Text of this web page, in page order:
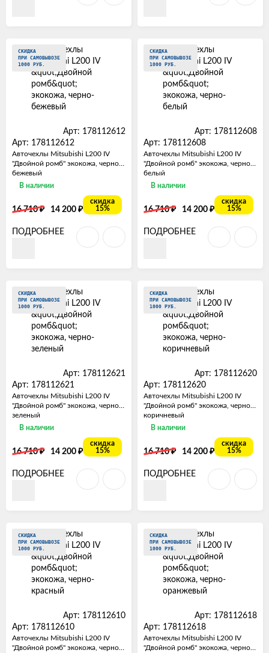
СКИДКА
ПРИ САМОВЫВОЗЕ
1000 РУБ.
Арт: 178112612
Арт: 178112612
Авточехлы Mitsubishi L200 IV
"Двойной ромб" экокожа, черно-
бежевый
В наличии
16 710₽ 14 200 ₽
скидка
15%
ПОДРОБНЕЕ
СКИДКА
ПРИ САМОВЫВОЗЕ
1000 РУБ.
Арт: 178112608
Арт: 178112608
Авточехлы Mitsubishi L200 IV
"Двойной ромб" экокожа, черно-
белый
В наличии
16 710₽ 14 200 ₽
скидка
15%
ПОДРОБНЕЕ
СКИДКА
ПРИ САМОВЫВОЗЕ
1000 РУБ.
Арт: 178112621
Арт: 178112621
Авточехлы Mitsubishi L200 IV
"Двойной ромб" экокожа, черно-
зеленый
В наличии
16 710₽ 14 200 ₽
скидка
15%
ПОДРОБНЕЕ
СКИДКА
ПРИ САМОВЫВОЗЕ
1000 РУБ.
Арт: 178112620
Арт: 178112620
Авточехлы Mitsubishi L200 IV
"Двойной ромб" экокожа, черно-
коричневый
В наличии
16 710₽ 14 200 ₽
скидка
15%
ПОДРОБНЕЕ
СКИДКА
ПРИ САМОВЫВОЗЕ
1000 РУБ.
Арт: 178112610
Арт: 178112610
Авточехлы Mitsubishi L200 IV
"Двойной ромб" экокожа, черно-
СКИДКА
ПРИ САМОВЫВОЗЕ
1000 РУБ.
Арт: 178112618
Арт: 178112618
Авточехлы Mitsubishi L200 IV
"Двойной ромб" экокожа, черно-